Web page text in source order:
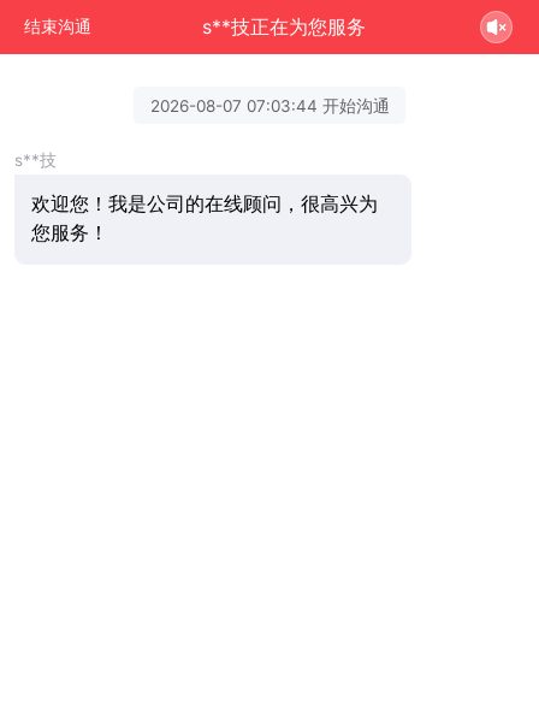
结束沟通 s**技正在为您服务
2026-08-07 07:03:44 开始沟通
s**技
欢迎您！我是公司的在线顾问，很高兴为
您服务！